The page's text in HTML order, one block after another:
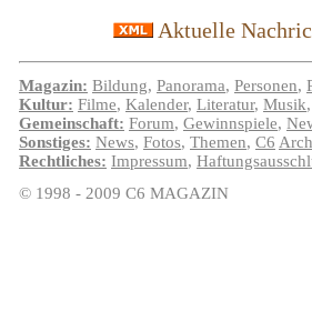
Aktuelle
Magazin: Bildung, Panorama, Personen,
Kultur: Filme, Kalender, Literatur, Musik,
Gemeinschaft: Forum, Gewinnspiele,
Sonstiges: News, Fotos, Themen, C6
Rechtliches: Impressum,
© 1998 - 2009 C6 MAGAZIN